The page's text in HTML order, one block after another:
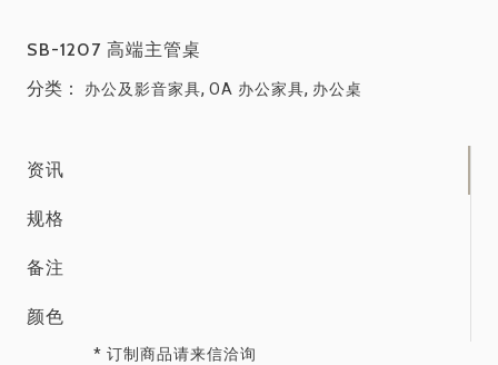
SB-1207 高端主管桌
分类：
办公及影音家具, OA 办公家具, 办公桌
资讯
规格
备注
颜色
* 订制商品请来信洽询